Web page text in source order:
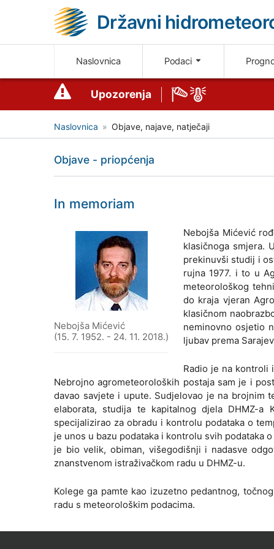
Državni
Naslovnica Podaci
Upozorenja
Naslovnica Objave, najave, natječaji
Objave - priopćenja
In memoriam
Nebojša Mićević
(15. 7. 1952. - 24. 11. 2018.)
Nebojša Mićević
klasičnoga smjera.
prekinuvši studij i
rujna 1977. i to u
meteorološkog
do kraja vjeran
klasičnom
neminovno osjetio
ljubav prema
Radio je na kontroli
Nebrojno agrometeoroloških postaja sam je i
davao savjete i upute. Sudjelovao je na brojnim
elaborata, studija te kapitalnog djela DHMZ-a
specijalizirao za obradu i kontrolu podataka o
je unos u bazu podataka i kontrolu svih podataka
je bio velik, obiman, višegodišnji i nadasve
znanstvenom istraživačkom radu u DHMZ-u.
Kolege ga pamte kao izuzetno pedantnog,
radu s meteorološkim podacima.